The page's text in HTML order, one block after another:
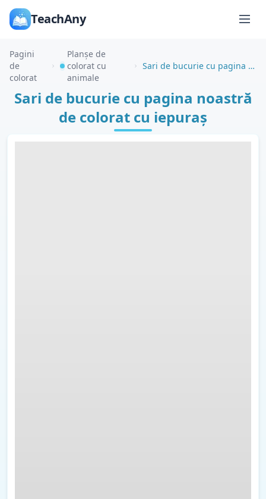
TeachAny
Pagini
de
colorat
Planșe de
colorat cu
animale
Sari de bucurie cu pagina noastră de colorat cu iepuraș
Sari de bucurie cu pagina noastră
de colorat cu iepuraș